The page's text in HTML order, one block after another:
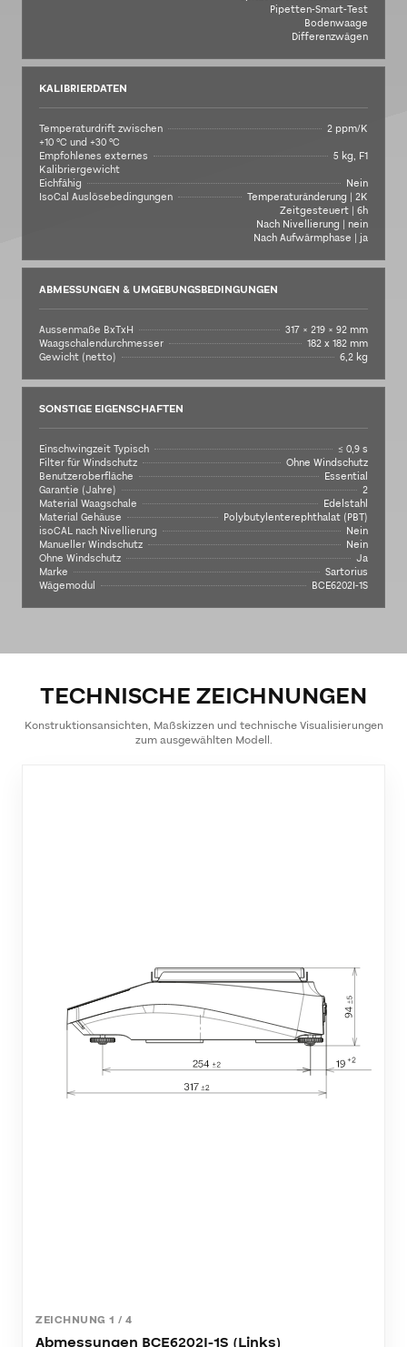
Pipetten-Smart-Test
Bodenwaage
Differenzwägen
KALIBRIERDATEN
Temperaturdrift zwischen
+10 °C und +30 °C
2 ppm/K
Empfohlenes externes
Kalibriergewicht
5 kg, F1
Eichfähig
Nein
IsoCal Auslösebedingungen
Temperaturänderung | 2K
Zeitgesteuert | 6h
Nach Nivellierung | nein
Nach Aufwärmphase | ja
ABMESSUNGEN & UMGEBUNGSBEDINGUNGEN
Aussenmaße BxTxH
317 × 219 × 92 mm
Waagschalendurchmesser
182 x 182 mm
Gewicht (netto)
6,2 kg
SONSTIGE EIGENSCHAFTEN
Einschwingzeit Typisch
≤ 0,9 s
Filter für Windschutz
Ohne Windschutz
Benutzeroberfläche
Essential
Garantie (Jahre)
2
Material Waagschale
Edelstahl
Material Gehäuse
Polybutylenterephthalat (PBT)
isoCAL nach Nivellierung
Nein
Manueller Windschutz
Nein
Ohne Windschutz
Ja
Marke
Sartorius
Wägemodul
BCE6202I-1S
TECHNISCHE ZEICHNUNGEN
Konstruktionsansichten, Maßskizzen und technische Visualisierungen
zum ausgewählten Modell.
ZEICHNUNG 1 / 4
Abmessungen BCE6202I-1S (Links)